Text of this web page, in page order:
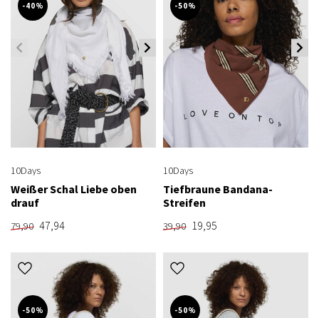
-40%
10Days
Weißer Schal Liebe oben
drauf
79,90 47,94
-50%
10Days
Tiefbraune Bandana-
Streifen
39,90 19,95
-50% -50%